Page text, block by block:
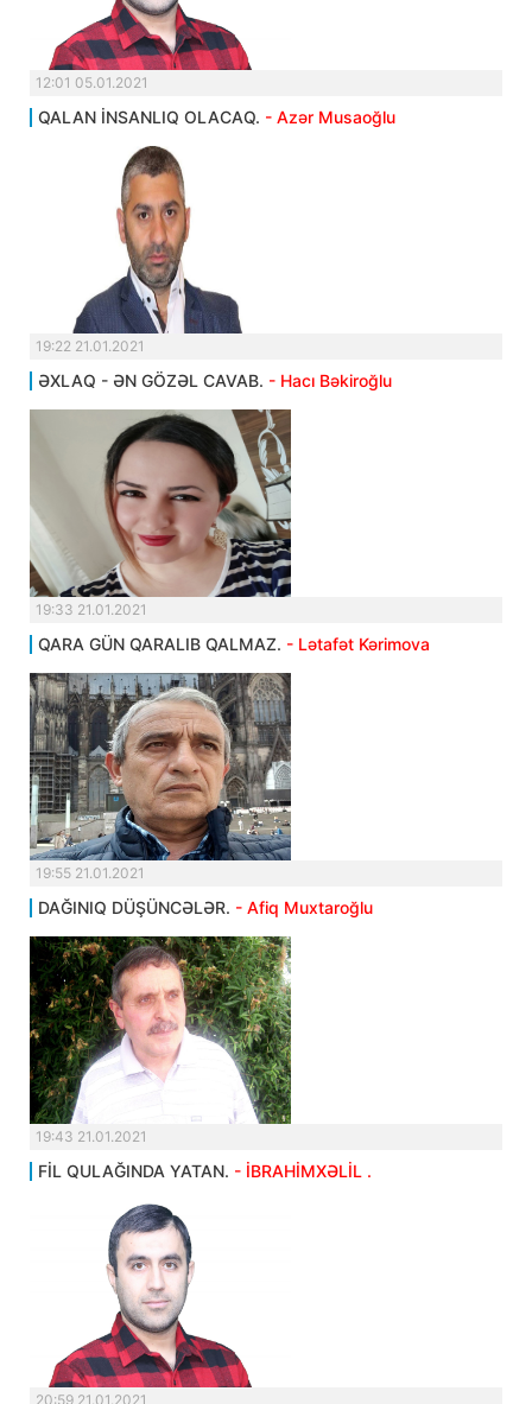
12:01 05.01.2021
QALAN İNSANLIQ OLACAQ. - Azər Musaoğlu
19:22 21.01.2021
ƏXLAQ - ƏN GÖZƏL CAVAB. - Hacı Bəkiroğlu
19:33 21.01.2021
QARA GÜN QARALIB QALMAZ. - Lətafət Kərimova
19:55 21.01.2021
DAĞINIQ DÜŞÜNCƏLƏR. - Afiq Muxtaroğlu
19:43 21.01.2021
FİL QULAĞINDA YATAN. - İBRAHİMXƏLİL .
20:59 21.01.2021